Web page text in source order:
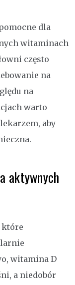
dla
witaminach
często
na
na
warto
aby
aktywnych
witamina D
a niedobór